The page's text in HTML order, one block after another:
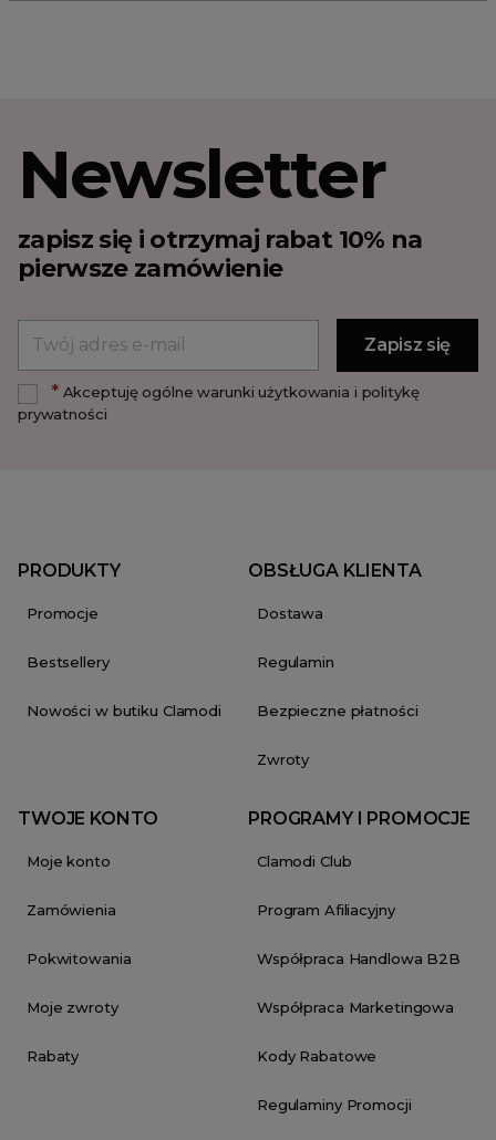
Newsletter
zapisz się i otrzymaj rabat 10% na
pierwsze zamówienie
*Akceptuję ogólne warunki użytkowania i politykę
prywatności
PRODUKTY
Promocje
Bestsellery
Nowości w butiku Clamodi
OBSŁUGA KLIENTA
Dostawa
Regulamin
Bezpieczne płatności
Zwroty
TWOJE KONTO
Moje konto
Zamówienia
Pokwitowania
Moje zwroty
Rabaty
PROGRAMY I PROMOCJE
Clamodi Club
Program Afiliacyjny
Współpraca Handlowa B2B
Współpraca Marketingowa
Kody Rabatowe
Regulaminy Promocji